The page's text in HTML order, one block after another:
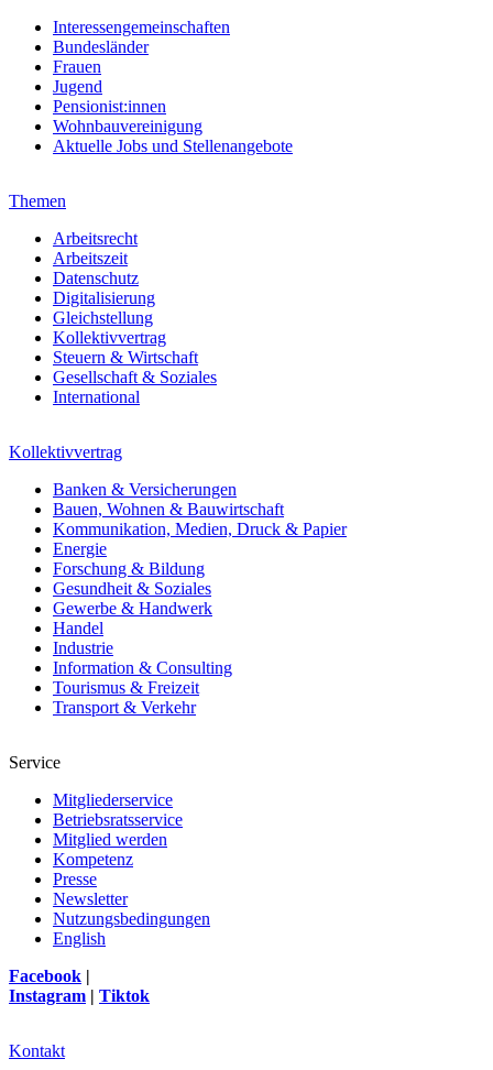
Interessengemeinschaften
Bundesländer
Frauen
Jugend
Pensionist:innen
Wohnbauvereinigung
Aktuelle Jobs und Stellenangebote
Themen
Arbeitsrecht
Arbeitszeit
Datenschutz
Digitalisierung
Gleichstellung
Kollektivvertrag
Steuern & Wirtschaft
Gesellschaft & Soziales
International
Kollektivvertrag
Banken & Versicherungen
Bauen, Wohnen & Bauwirtschaft
Kommunikation, Medien, Druck & Papier
Energie
Forschung & Bildung
Gesundheit & Soziales
Gewerbe & Handwerk
Handel
Industrie
Information & Consulting
Tourismus & Freizeit
Transport & Verkehr
Service
Mitgliederservice
Betriebsratsservice
Mitglied werden
Kompetenz
Presse
Newsletter
Nutzungsbedingungen
English
Facebook |
Instagram | Tiktok
Kontakt